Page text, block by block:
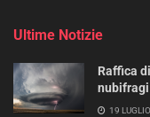
Ultime Notizie
Raffica
nubifragi
19